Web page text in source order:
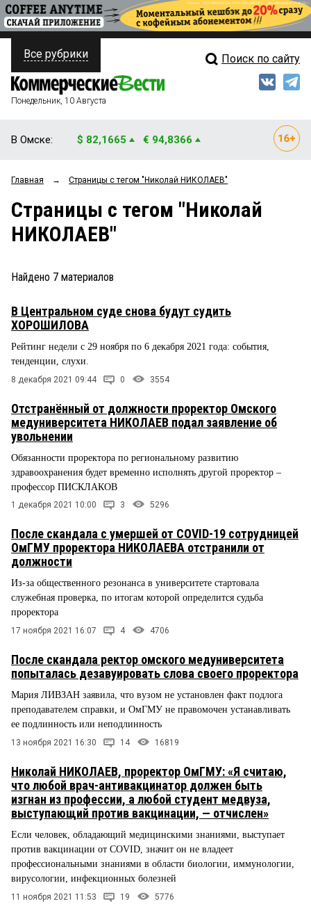
ПОЛИТИКА
ФИНАНСЫ
ОБЩЕСТВО
ЗАКОН
ПРОИСШЕСТВИЯ
СТИЛЬ ЖИЗНИ
Свежий выпуск
Мнения
Рейтинги
Все рубрики Поиск по сайту
Понедельник, 10 Августа
В Омске: $ 82,1665 € 94,8366
Главная → Страницы c тегом "Николай НИКОЛАЕВ"
Страницы c тегом "Николай
НИКОЛАЕВ"
Найдено 7 материалов
В Центральном суде снова будут судить
ХОРОШИЛОВА
Рейтинг недели с 29 ноября по 6 декабря 2021 года: события,
тенденции, слухи.
8 декабря 2021 09:44 0 3554
Отстранённый от должности проректор Омского
медуниверситета НИКОЛАЕВ подал заявление об
увольнении
Обязанности проректора по региональному развитию
здравоохранения будет временно исполнять другой проректор –
профессор ПИСКЛАКОВ
1 декабря 2021 10:00 3 5296
После скандала с умершей от COVID-19 сотрудницей
ОмГМУ проректора НИКОЛАЕВА отстранили от
должности
Из-за общественного резонанса в университете стартовала
служебная проверка, по итогам которой определится судьба
проректора
17 ноября 2021 16:07 4 4706
После скандала ректор омского медуниверситета
попыталась дезавуировать слова своего проректора
Мария ЛИВЗАН заявила, что вузом не установлен факт подлога
преподавателем справки, и ОмГМУ не правомочен устанавливать
ее подлинность или неподлинность
13 ноября 2021 16:30 14 16819
Николай НИКОЛАЕВ, проректор ОмГМУ: «Я считаю,
что любой врач-антивакцинатор должен быть
изгнан из профессии, а любой студент медвуза,
выступающий против вакцинации, — отчислен»
Если человек, обладающий медицинскими знаниями, выступает
против вакцинации от COVID, значит он не владеет
профессиональными знаниями в области биологии, иммунологии,
вирусологии, инфекционных болезней
11 ноября 2021 11:53 19 5776